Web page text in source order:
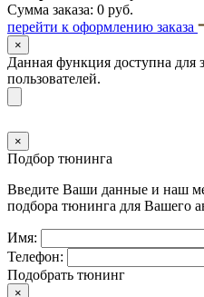
Сумма заказа: 0 руб.
перейти к оформлению заказа
×
Данная функция доступна для
пользователей.
×
Подбор тюнинга
Введите Ваши данные и наш
подбора тюнинга для Вашего
Имя:
Телефон:
Подобрать тюнинг
×